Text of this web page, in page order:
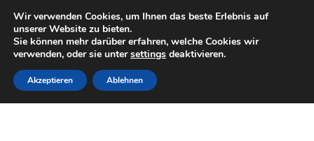
LIEFERUNG ab 6 EUR
Mo–Fr 9–16 Uhr · 0175 7465658
Zur
Navigation
springen
Zum
Inhalt
springen
Wir verwenden Cookies, um Ihnen das beste Erlebnis auf
unserer Website zu bieten.
Sie können mehr darüber erfahren, welche Cookies wir
verwenden, oder sie untersettings deaktivieren.
Akzeptieren Ablehnen